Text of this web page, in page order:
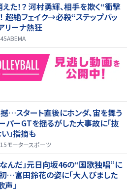
た！？ 河村勇輝、相手を欺く“衝撃
超絶フェイク→必殺“ステップバッ
リーナ熱狂
ABEMA
…スタート直後にホンダ、宙を舞う
パーGTを揺るがした大事故に「抜
」指摘も
モータースポーツ
んだ」元日向坂46の“国歌独唱”に
…富田鈴花の姿に「大人びました
声」